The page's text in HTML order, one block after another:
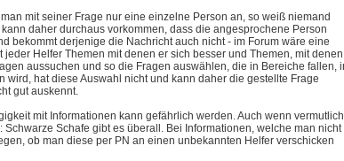
mit seiner Frage nur eine einzelne Person an, so weiß niemand
daher durchaus vorkommen, dass die angesprochene Person
bekommt derjenige die Nachricht auch nicht - im Forum wäre eine
Helfer Themen mit denen er sich besser und Themen, mit denen
aussuchen und so die Fragen auswählen, die in Bereiche fallen,
hat diese Auswahl nicht und kann daher die gestellte Frage
gut auskennt.
mit Informationen kann gefährlich werden. Auch wenn vermutlich
Schafe gibt es überall. Bei Informationen, welche man nicht
ob man diese per PN an einen unbekannten Helfer verschicken